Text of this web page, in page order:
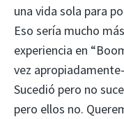
una vida sola para
Eso sería mucho
experiencia en
vez
Sucedió pero no
pero ellos no.